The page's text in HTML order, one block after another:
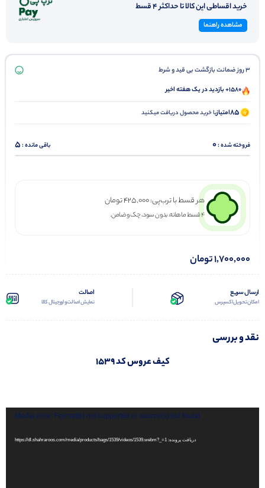
خرید اقساطی این کالا تا حداکثر 4 قسط
مشاهده راهنما
3 روز ضمانت بازگشت بی قید و شرط
1580+ بازدید در یک هفته اخیر
85امتیازبا خرید محصول دریافت میکنید
فروخته شده :0 باقی مانده :5
هر قسط با ترب‌پی:425,000تومان
۴ قسط ماهانه. بدون سود، چک و ضامن.
1,700,000تومان
ارسال سریع
امکان تحویل اکسپرس
اصالت
نمایش اصالت و اورجینال کالا
نقد و بررسی
کیف عروس کد 1539
Media error: Format(s) not supported or source(s) not found
دریافت پرونده: https://dl.shahraroos.com/media/products/bags/1539/videos/1539.webm?_=1